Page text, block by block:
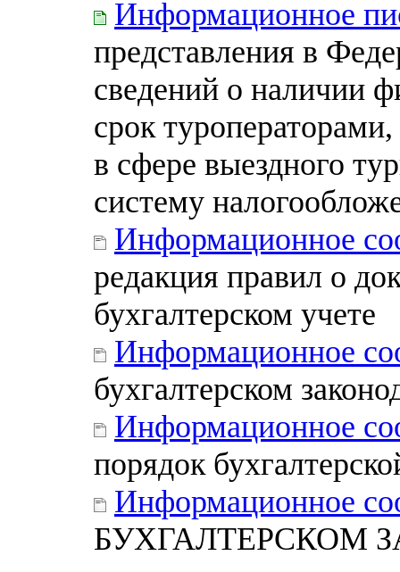
Информационное
представления в
сведений о наличии
срок
в сфере выездного
систему
Информационное
редакция правил о
бухгалтерском учете
Информационное
бухгалтерском
Информационное
порядок
Информационное
БУХГАЛТЕРСКОМ